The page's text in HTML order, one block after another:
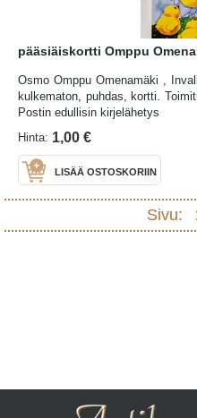
pääsiäiskortti Omppu
Osmo Omppu Omenamäki ,
kulkematon, puhdas, kortti.
Postin edullisin kirjelähetys
Hinta: 1,00 €
LISÄÄ OSTOSKORIIN
Sivu: